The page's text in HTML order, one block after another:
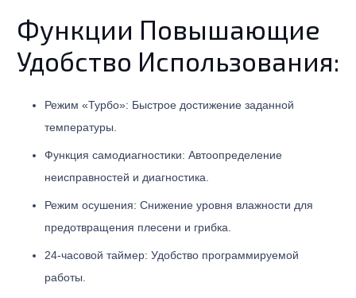
Функции Повышающие
Удобство Использования:
Режим «Турбо»: Быстрое достижение заданной
температуры.
Функция самодиагностики: Автоопределение
неисправностей и диагностика.
Режим осушения: Снижение уровня влажности для
предотвращения плесени и грибка.
24-часовой таймер: Удобство программируемой
работы.